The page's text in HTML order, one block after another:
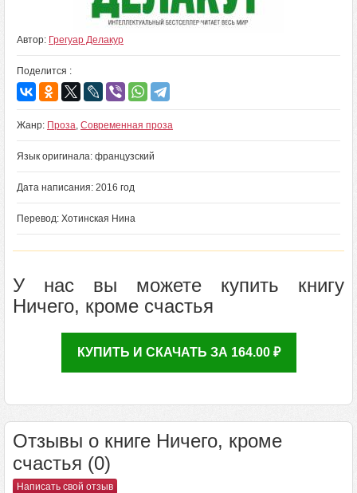
Автор: Грегуар Делакур
Поделится :
Жанр: Проза, Современная проза
Язык оригинала: французский
Дата написания: 2016 год
Перевод: Хотинская Нина
У нас вы можете купить книгу
Ничего, кроме счастья
КУПИТЬ И СКАЧАТЬ ЗА 164.00 ₽
Отзывы о книге Ничего, кроме
счастья (0)
Написать свой отзыв